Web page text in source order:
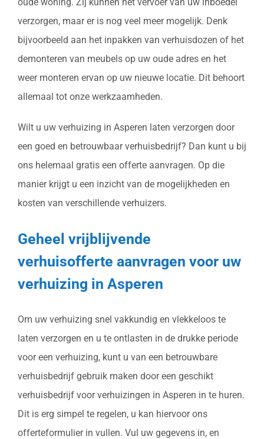
verzorgen, maar er is nog veel meer mogelijk. Denk
bijvoorbeeld aan het inpakken van verhuisdozen of het
demonteren van meubels op uw oude adres en het
weer monteren ervan op uw nieuwe locatie. Dit behoort
allemaal tot onze werkzaamheden.
Wilt u uw verhuizing in Asperen laten verzorgen door
een goed en betrouwbaar verhuisbedrijf? Dan kunt u bij
ons helemaal gratis een offerte aanvragen. Op die
manier krijgt u een inzicht van de mogelijkheden en
kosten van verschillende verhuizers.
Geheel vrijblijvende
verhuisofferte aanvragen voor uw
verhuizing in Asperen
Om uw verhuizing snel vakkundig en vlekkeloos te
laten verzorgen en u te ontlasten in de drukke periode
voor een verhuizing, kunt u van een betrouwbare
verhuisbedrijf gebruik maken door een geschikt
verhuisbedrijf voor verhuizingen in Asperen in te huren.
Dit is erg simpel te regelen, u kan hiervoor ons
offerteformulier in vullen. Vul uw gegevens in, en